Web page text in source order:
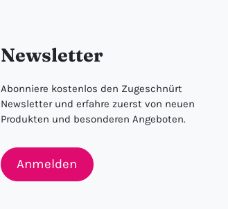
Newsletter
Abonniere kostenlos den Zugeschnürt
Newsletter und erfahre zuerst von neuen
Produkten und besonderen Angeboten.
Anmelden